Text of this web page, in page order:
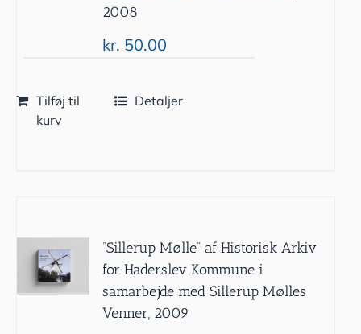
2008
kr. 50.00
Tilføj til
kurv
Detaljer
”Sillerup Mølle” af Historisk Arkiv
for Haderslev Kommune i
samarbejde med Sillerup Mølles
Venner, 2009